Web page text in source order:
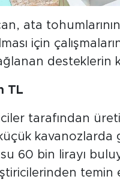
ata
için
desteklerin
TL
tarafından
kavanozlarda
60 bin lirayı
temin